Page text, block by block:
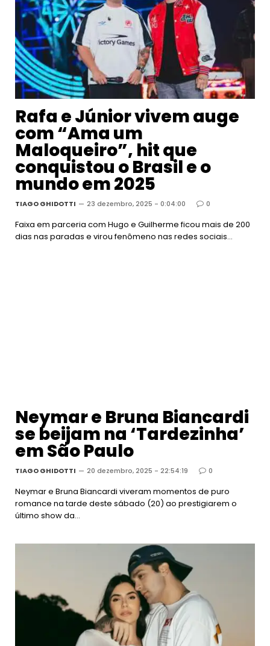
Rafa e Júnior vivem auge
com “Ama um
Maloqueiro”, hit que
conquistou o Brasil e o
mundo em 2025
TIAGO GHIDOTTI 23 dezembro, 2025 - 0:04:00 0
Faixa em parceria com Hugo e Guilherme ficou mais de 200
dias nas paradas e virou fenômeno nas redes sociais…
Neymar e Bruna Biancardi
se beijam na ‘Tardezinha’
em São Paulo
TIAGO GHIDOTTI 20 dezembro, 2025 - 22:54:19 0
Neymar e Bruna Biancardi viveram momentos de puro
romance na tarde deste sábado (20) ao prestigiarem o
último show da…